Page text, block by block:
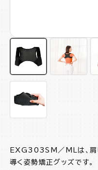
EXG303SM／MLは、肩
導く姿勢矯正グッズです。